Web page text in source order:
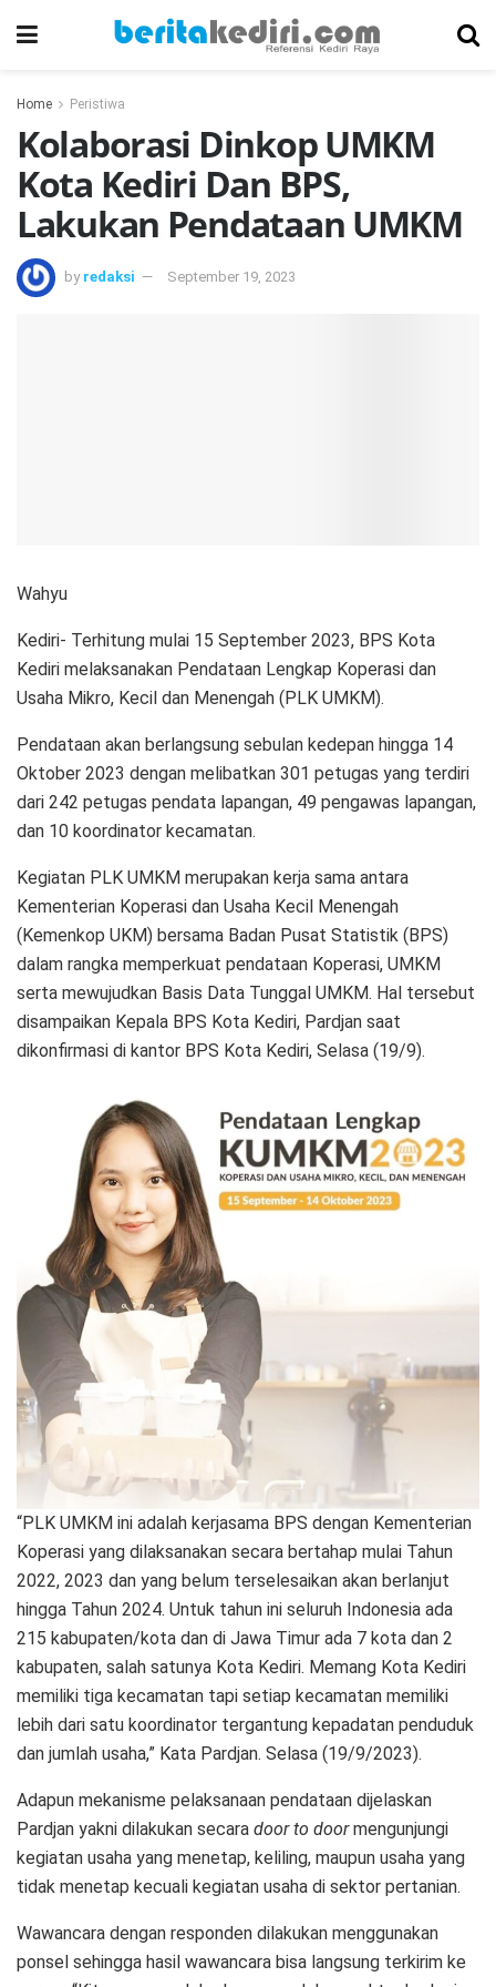
Home Peristiwa
Kolaborasi Dinkop UMKM
Kota Kediri Dan BPS,
Lakukan Pendataan UMKM
by redaksi September 19, 2023
Wahyu
Kediri- Terhitung mulai 15 September 2023, BPS Kota
Kediri melaksanakan Pendataan Lengkap Koperasi dan
Usaha Mikro, Kecil dan Menengah (PLK UMKM).
Pendataan akan berlangsung sebulan kedepan hingga 14
Oktober 2023 dengan melibatkan 301 petugas yang terdiri
dari 242 petugas pendata lapangan, 49 pengawas lapangan,
dan 10 koordinator kecamatan.
Kegiatan PLK UMKM merupakan kerja sama antara
Kementerian Koperasi dan Usaha Kecil Menengah
(Kemenkop UKM) bersama Badan Pusat Statistik (BPS)
dalam rangka memperkuat pendataan Koperasi, UMKM
serta mewujudkan Basis Data Tunggal UMKM. Hal tersebut
disampaikan Kepala BPS Kota Kediri, Pardjan saat
dikonfirmasi di kantor BPS Kota Kediri, Selasa (19/9).
“PLK UMKM ini adalah kerjasama BPS dengan Kementerian
Koperasi yang dilaksanakan secara bertahap mulai Tahun
2022, 2023 dan yang belum terselesaikan akan berlanjut
hingga Tahun 2024. Untuk tahun ini seluruh Indonesia ada
215 kabupaten/kota dan di Jawa Timur ada 7 kota dan 2
kabupaten, salah satunya Kota Kediri. Memang Kota Kediri
memiliki tiga kecamatan tapi setiap kecamatan memiliki
lebih dari satu koordinator tergantung kepadatan penduduk
dan jumlah usaha,” Kata Pardjan. Selasa (19/9/2023).
Adapun mekanisme pelaksanaan pendataan dijelaskan
Pardjan yakni dilakukan secara door to doormengunjungi
kegiatan usaha yang menetap, keliling, maupun usaha yang
tidak menetap kecuali kegiatan usaha di sektor pertanian.
Wawancara dengan responden dilakukan menggunakan
ponsel sehingga hasil wawancara bisa langsung terkirim ke